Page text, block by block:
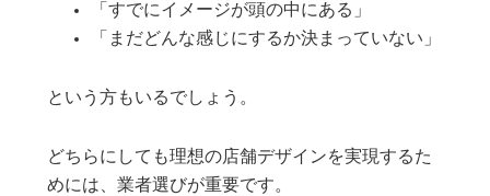
「すでにイメージが頭の中にある」
「まだどんな感じにするか決まっていない」
という方もいるでしょう。
どちらにしても理想の店舗デザインを実現するた
めには、業者選びが重要です。